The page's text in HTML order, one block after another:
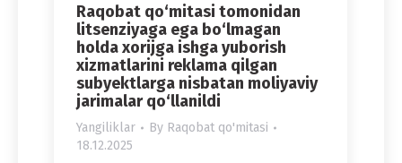
Raqobat qo‘mitasi tomonidan
litsenziyaga ega bo‘lmagan
holda xorijga ishga yuborish
xizmatlarini reklama qilgan
subyektlarga nisbatan moliyaviy
jarimalar qo‘llanildi
Yangiliklar By Raqobat qo'mitasi
18.12.2025